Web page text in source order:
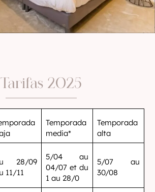
Tarifas 2025
Temporada
media*
Temporada
alta
28/09
11/11
5/04 au
04/07 et du
1 au 28/0
5/07 au
30/08